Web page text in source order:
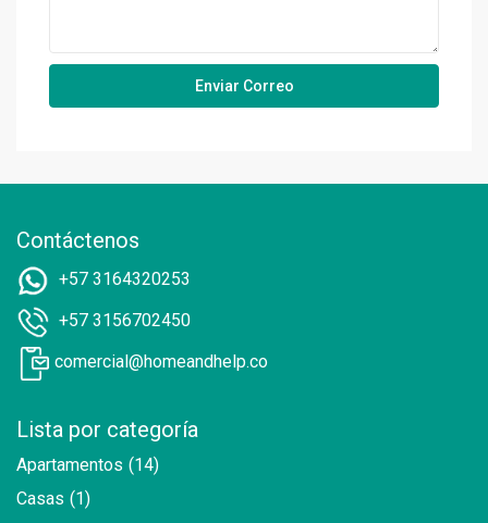
Contáctenos
+57 3164320253
+57 3156702450
comercial@homeandhelp.co
Lista por categoría
Apartamentos (14)
Casas (1)